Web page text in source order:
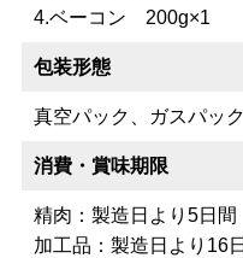
4.ベーコン 200g×1
包装形態
真空パック、ガスパック
消費・賞味期限
精肉：製造日より5日間
加工品：製造日より16